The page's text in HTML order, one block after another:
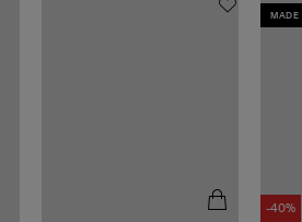
MADE
-40%